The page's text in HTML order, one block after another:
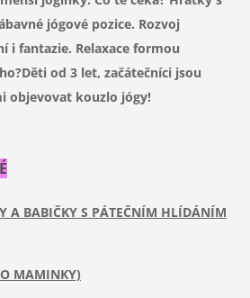
jógové pozice. Rozvoj
i fantazie. Relaxace formou
od 3 let, začátečníci jsou
objevovat kouzlo jógy!
A BABIČKY S PÁTEČNÍM HLÍDÁNÍM
MAMINKY)